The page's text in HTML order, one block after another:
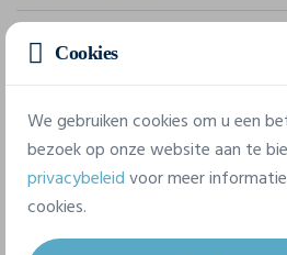
Referentie
JN 031
4 beschikbare maten
Cookies
We gebruiken cookies om u een
bezoek op onze website aan te
privacybeleidvoor meer
cookies.